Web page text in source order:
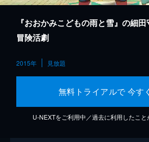
『おおかみこどもの雨と雪』の細
冒険活劇
2015年 見放題
無料トライアルで 今す
U-NEXTをご利用中／過去に利用したこと